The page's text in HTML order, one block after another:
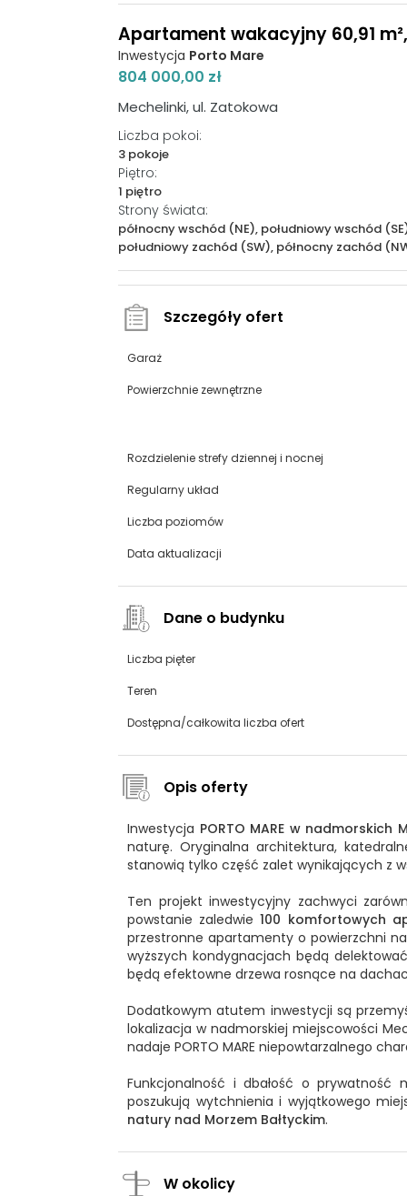
Apartament wakacyjny 60,91
Inwestycja Porto Mare
804 000,00 zł
Mechelinki, ul. Zatokowa
Liczba pokoi:
3 pokoje
Piętro:
1 piętro
Strony świata:
północny wschód (NE), południowy wschód
południowy zachód (SW), północny zachód
Szczegóły ofert
Garaż
Powierzchnie zewnętrzne
Rozdzielenie strefy dziennej i nocnej
Regularny układ
Liczba poziomów
Data aktualizacji
Dane o budynku
Liczba pięter
Teren
Dostępna/całkowita liczba ofert
Opis oferty
Inwestycja PORTO MARE w nadmorskich
naturę. Oryginalna architektura,
stanowią tylko część zalet wynikających z
Ten projekt inwestycyjny zachwyci
powstanie zaledwie 100 komfortowych
przestronne apartamenty o powierzchni
wyższych kondygnacjach będą
będą efektowne drzewa rosnące na
Dodatkowym atutem inwestycji są
lokalizacja w nadmorskiej miejscowości
nadaje PORTO MARE niepowtarzalnego
Funkcjonalność i dbałość o
poszukują wytchnienia i wyjątkowego
natury nad Morzem Bałtyckim.
W okolicy